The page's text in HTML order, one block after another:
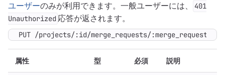
ユーザーのみが利用できます。一般ユーザーには、
401
Unauthorized 応答が返されます。
PUT /projects/:id/merge_requests/
属性 型 必須 説明